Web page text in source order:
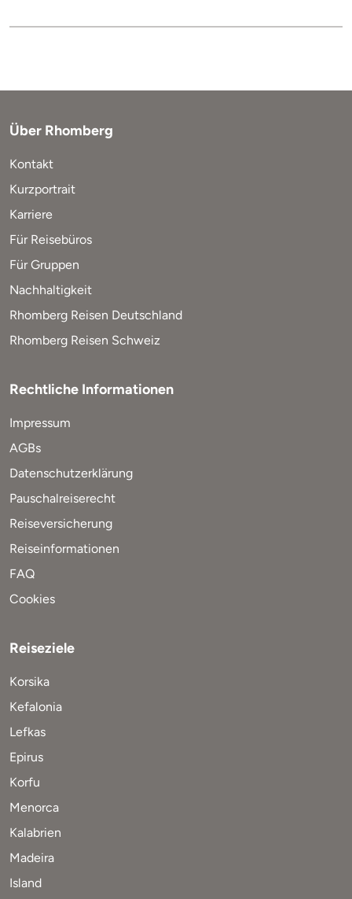
Über Rhomberg
Kontakt
Kurzportrait
Karriere
Für Reisebüros
Für Gruppen
Nachhaltigkeit
Rhomberg Reisen Deutschland
Rhomberg Reisen Schweiz
Rechtliche Informationen
Impressum
AGBs
Datenschutzerklärung
Pauschalreiserecht
Reiseversicherung
Reiseinformationen
FAQ
Cookies
Reiseziele
Korsika
Kefalonia
Lefkas
Epirus
Korfu
Menorca
Kalabrien
Madeira
Island